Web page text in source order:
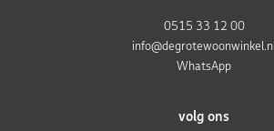
volg ons
0515 33 12 00
info@degrotewoonwinkel.nl
WhatsApp